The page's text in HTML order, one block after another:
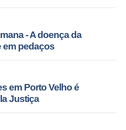
- A doença da
em pedaços
em Porto Velho é
Justiça